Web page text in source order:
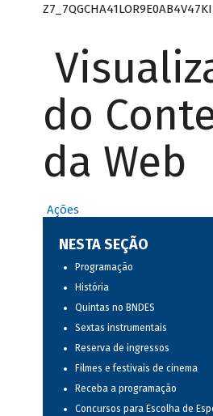
do
da Web
Ações
NESTA SEÇÃO
Programação
História
Quintas no BNDES
Sextas instrumentais
Reserva de ingressos
Filmes e festivais de cinema
Receba a programação
Concursos para Escolha de